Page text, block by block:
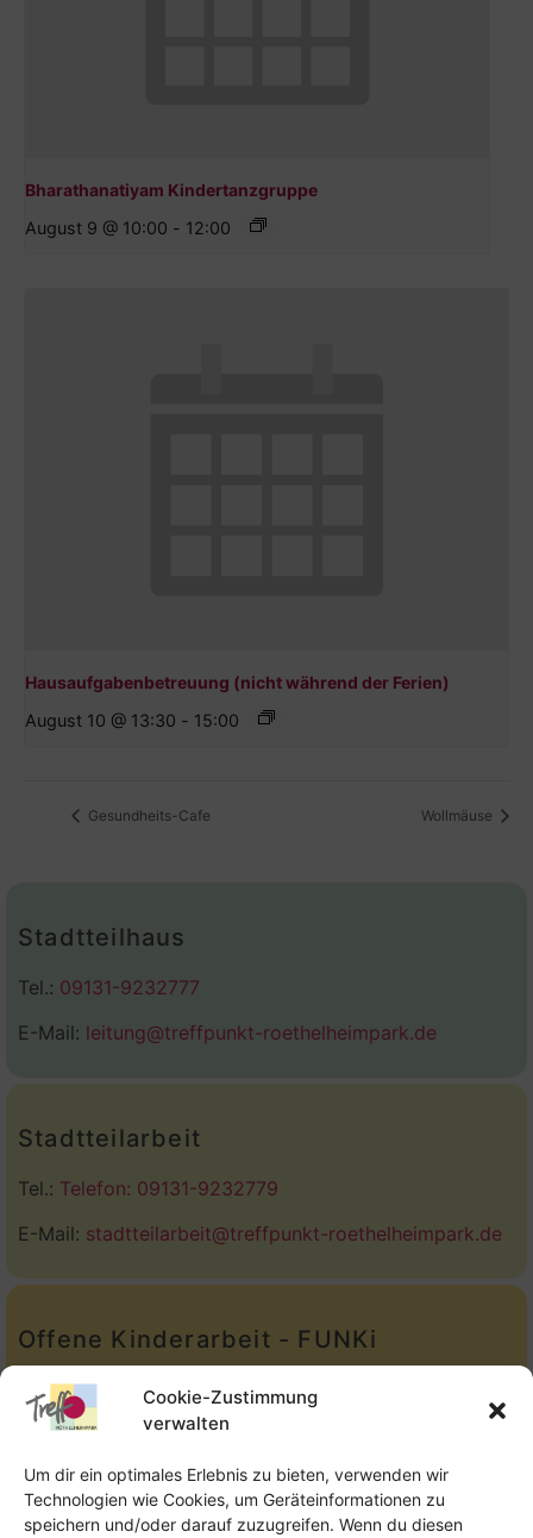
Cookie-Zustimmung
verwalten
Um dir ein optimales Erlebnis zu bieten, verwenden wir
Technologien wie Cookies, um Geräteinformationen zu
speichern und/oder darauf zuzugreifen. Wenn du diesen
Bharathanatiyam Kindertanzgruppe
August 9 @ 10:00 - 12:00
Hausaufgabenbetreuung (nicht während der Ferien)
August 10 @ 13:30 - 15:00
Gesundheits-Cafe Wollmäuse
Stadtteilhaus
Tel.: 09131-9232777
E-Mail: leitung@treffpunkt-roethelheimpark.de
Stadtteilarbeit
Tel.: Telefon: 09131-9232779
E-Mail: stadtteilarbeit@treffpunkt-roethelheimpark.de
Offene Kinderarbeit - FUNKi
Tel.:Telefon: 09131-610749
E-Mail:oka@treffpunkt-roethelheimpark.de